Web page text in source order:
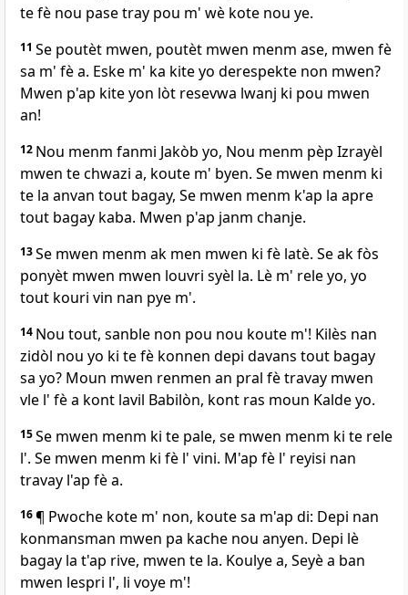
te fè nou pase tray pou m' wè kote nou ye.
11 Se poutèt mwen, poutèt mwen menm ase, mwen fè
sa m' fè a. Eske m' ka kite yo derespekte non mwen?
Mwen p'ap kite yon lòt resevwa lwanj ki pou mwen
an!
12 Nou menm fanmi Jakòb yo, Nou menm pèp Izrayèl
mwen te chwazi a, koute m' byen. Se mwen menm ki
te la anvan tout bagay, Se mwen menm k'ap la apre
tout bagay kaba. Mwen p'ap janm chanje.
13Se mwen menm ak men mwen ki fè latè. Se ak fòs
ponyèt mwen mwen louvri syèl la. Lè m' rele yo, yo
tout kouri vin nan pye m'.
14 Nou tout, sanble non pou nou koute m'! Kilès nan
zidòl nou yo ki te fè konnen depi davans tout bagay
sa yo? Moun mwen renmen an pral fè travay mwen
vle l' fè a kont lavil Babilòn, kont ras moun Kalde yo.
15Se mwen menm ki te pale, se mwen menm ki te rele
l'. Se mwen menm ki fè l' vini. M'ap fè l' reyisi nan
travay l'ap fè a.
16¶ Pwoche kote m' non, koute sa m'ap di: Depi nan
konmansman mwen pa kache nou anyen. Depi lè
bagay la t'ap rive, mwen te la. Koulye a, Seyè a ban
mwen lespri l', li voye m'!